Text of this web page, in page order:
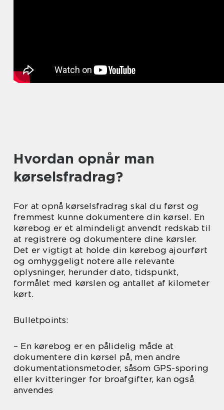
Hvordan opnår man
kørselsfradrag?
For at opnå kørselsfradrag skal du først og
fremmest kunne dokumentere din kørsel. En
kørebog er et almindeligt anvendt redskab til
at registrere og dokumentere dine kørsler.
Det er vigtigt at holde din kørebog ajourført
og omhyggeligt notere alle relevante
oplysninger, herunder dato, tidspunkt,
formålet med kørslen og antallet af kilometer
kørt.
Bulletpoints:
– En kørebog er en pålidelig måde at
dokumentere din kørsel på, men andre
dokumentationsmetoder, såsom GPS-sporing
eller kvitteringer for broafgifter, kan også
anvendes